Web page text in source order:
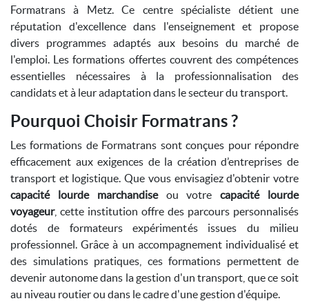
Formatrans à Metz. Ce centre spécialiste détient une
réputation d'excellence dans l'enseignement et propose
divers programmes adaptés aux besoins du marché de
l'emploi. Les formations offertes couvrent des compétences
essentielles nécessaires à la professionnalisation des
candidats et à leur adaptation dans le secteur du transport.
Pourquoi Choisir Formatrans ?
Les formations de Formatrans sont conçues pour répondre
efficacement aux exigences de la création d’entreprises de
transport et logistique. Que vous envisagiez d'obtenir votre
capacité lourde marchandiseou votrecapacité lourde
voyageur, cette institution offre des parcours personnalisés
dotés de formateurs expérimentés issues du milieu
professionnel. Grâce à un accompagnement individualisé et
des simulations pratiques, ces formations permettent de
devenir autonome dans la gestion d'un transport, que ce soit
au niveau routier ou dans le cadre d'une gestion d'équipe.